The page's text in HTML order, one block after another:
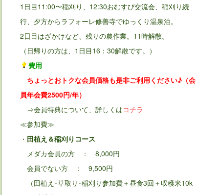
1日目11:00〜稲刈り、12:30おむすび交流会、稲刈り続
行、夕方からラフォーレ修善寺でゆっくり温泉泊。
2日目はざかけなど、残りの農作業。11時解散。
（日帰りの方は、1日目16：30解散です。）
費用
ちょっとおトクな会員価格も是非ご利用ください♪（会
員年会費2500円/年）
⇒会員特典について、詳しくはコチラ
≪参加費≫
・ 田植え＆稲刈りコース
メダカ会員の方 ： 8,000円
会員でない方 ： 9,500円
（田植え･草取り･稲刈り参加費＋昼食3回＋収穫米10k